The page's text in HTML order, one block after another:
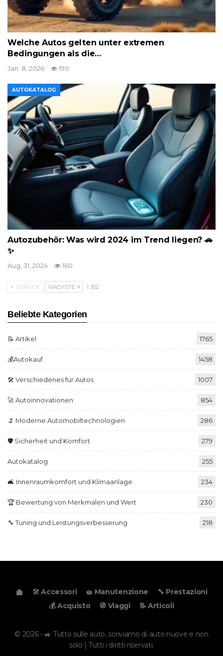
Welche Autos gelten unter extremen
Bedingungen als die…
Jan. 8, 2026 190
AUTOKATALOG
Autozubehör: Was wird 2024 im Trend liegen? 🚗
✨
Aug. 31, 2024 160
ZURÜCK NÄCHSTE 1 302
Beliebte Kategorien
📝 Artikel 1765
💰Autokauf 1458
🛠️ Verschiedenes für Autos 1007
🚀 Autoinnovationen 854
🔬 Moderne Automobiltechnologien 286
🛡️ Sicherheit und Komfort 279
Autokatalog 255
🛋️ Innenraumkomfort und Klimaanlage 234
🏆 Bewertung von Merkmalen und Wert 230
🔧 Tuning und Leistungsverbesserung 218
🛠️ Accessori 🧽 Manutenzione
🔧 Prestazioni
💰 Acquisto
🧭 Viaggi 📝 Articoli
© 2026 - 🚙 Tutto sulle auto, scriviamo di auto nuove e non
solo | Tutti i diritti riservati.